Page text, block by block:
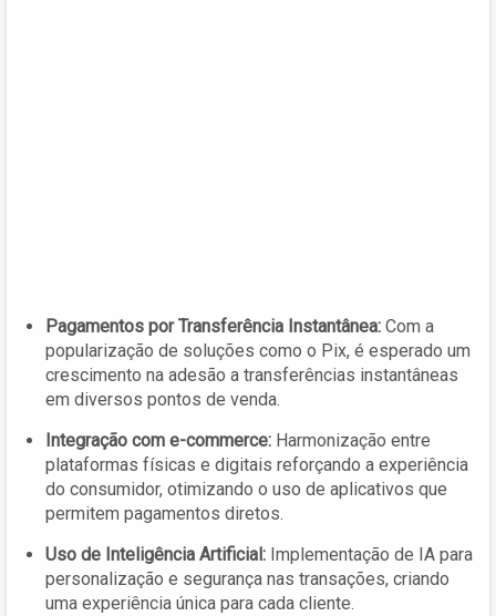
Pagamentos por Transferência Instantânea: Com a
popularização de soluções como o Pix, é esperado um
crescimento na adesão a transferências instantâneas
em diversos pontos de venda.
Integração com e-commerce: Harmonização entre
plataformas físicas e digitais reforçando a experiência
do consumidor, otimizando o uso de aplicativos que
permitem pagamentos diretos.
Uso de Inteligência Artificial: Implementação de IA para
personalização e segurança nas transações, criando
uma experiência única para cada cliente.